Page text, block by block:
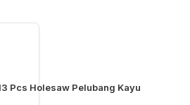
Pcs Holesaw Pelubang Kayu